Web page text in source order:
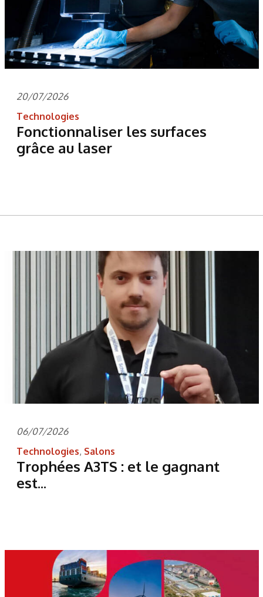
20/07/2026
Technologies
Fonctionnaliser les surfaces
grâce au laser
06/07/2026
Technologies, Salons
Trophées A3TS : et le gagnant
est...